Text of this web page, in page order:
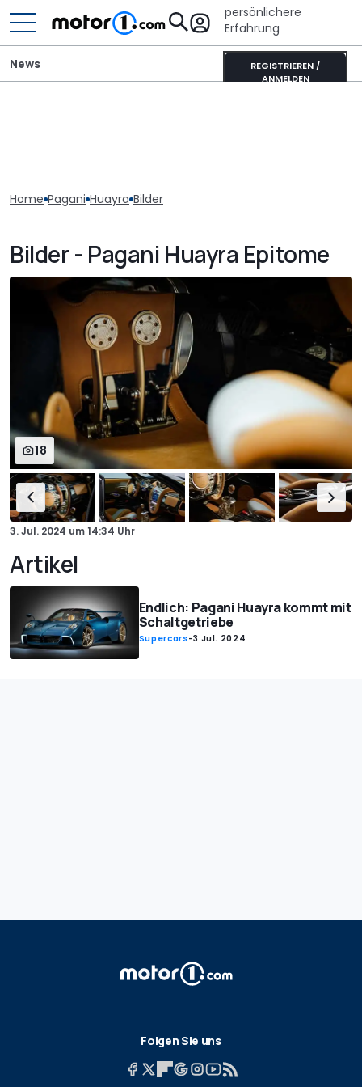
persönlichere
Erfahrung
REGISTRIEREN /
ANMELDEN
News
Home Pagani Huayra Bilder
Bilder - Pagani Huayra Epitome
18
3. Jul. 2024 um14:34 Uhr
Artikel
Endlich: Pagani Huayra kommt mit
Schaltgetriebe
Supercars-3 Jul. 2024
Folgen Sie uns